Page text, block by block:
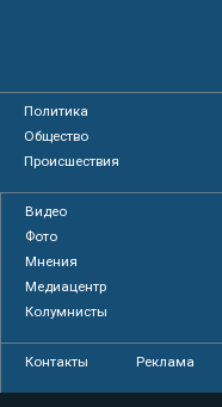
Политика
Общество
Происшествия
Видео
Фото
Мнения
Медиацентр
Колумнисты
Контакты Реклама